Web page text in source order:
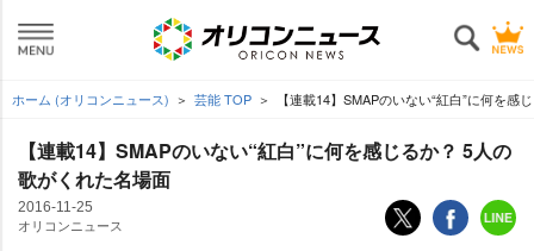
ホーム (オリコンニュース) 芸能 TOP 【連載14】SMAPのいない“紅白”に何を感
【連載14】SMAPのいない“紅白”に何を感じるか？ 5人の
歌がくれた名場面
2016-11-25
オリコンニュース